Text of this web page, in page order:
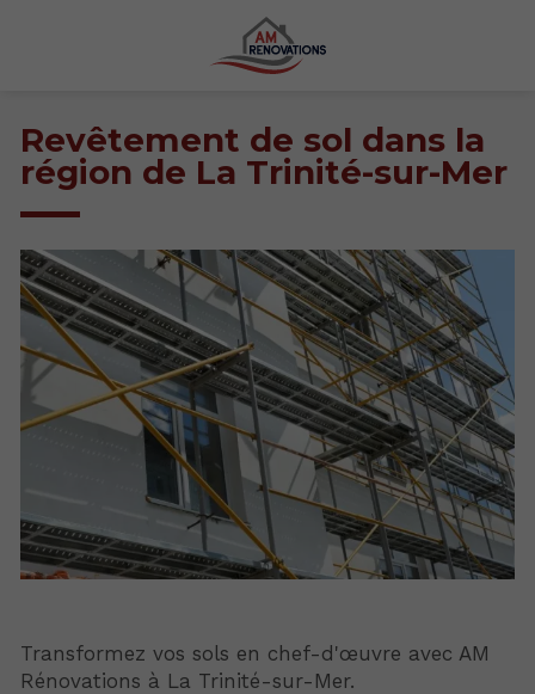
Revêtement de sol dans la
région de La Trinité-sur-Mer
Transformez vos sols en chef-d'œuvre avec AM
Rénovations à La Trinité-sur-Mer.